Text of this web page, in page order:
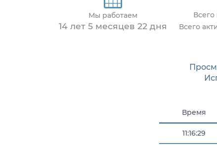
Мы работаем
14 лет 5 месяцев 22 дня
Всего
Всего
Время
11:16:29